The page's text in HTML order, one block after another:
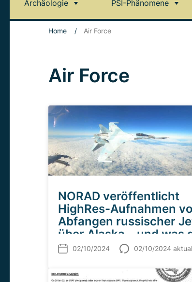
Archäologie PSI-Phänomene
Home / Air Force
Air Force
NORAD veröffentlicht
HighRes-Aufnahmen
Abfangen russischer
über Alaska …und was
mit UFOs und UAP zu
02/10/2024 02/10/2024